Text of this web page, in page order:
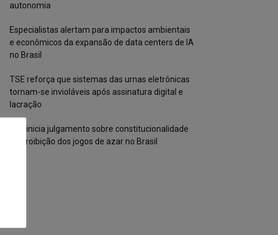
autonomia
Especialistas alertam para impactos ambientais
e econômicos da expansão de data centers de IA
no Brasil
TSE reforça que sistemas das urnas eletrônicas
tornam-se invioláveis após assinatura digital e
lacração
STF inicia julgamento sobre constitucionalidade
da proibição dos jogos de azar no Brasil